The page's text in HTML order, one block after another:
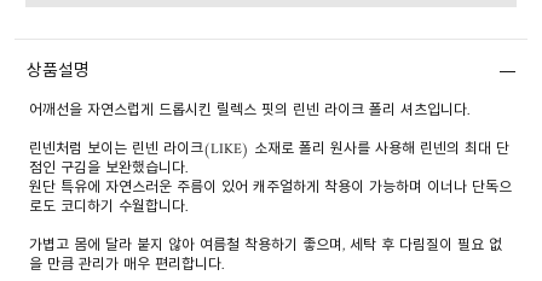
상품설명
어깨선을 자연스럽게 드롭시킨 릴렉스 핏의 린넨 라이크 폴리 셔츠입니다.
린넨처럼 보이는 린넨 라이크(LIKE) 소재로 폴리 원사를 사용해 린넨의 최대 단
점인 구김을 보완했습니다.
원단 특유에 자연스러운 주름이 있어 캐주얼하게 착용이 가능하며 이너나 단독으
로도 코디하기 수월합니다.
가볍고 몸에 달라 붙지 않아 여름철 착용하기 좋으며, 세탁 후 다림질이 필요 없
을 만큼 관리가 매우 편리합니다.